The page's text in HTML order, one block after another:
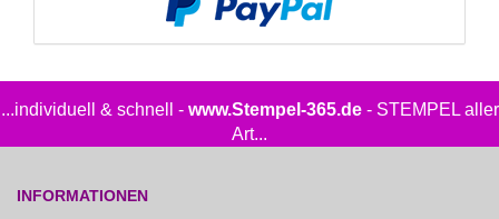
...individuell & schnell - www.Stempel-365.de- STEMPEL aller
Art...
INFORMATIONEN